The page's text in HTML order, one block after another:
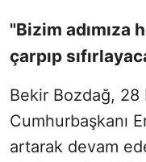
"Bizim adımıza
çarpıp
Bekir Bozdağ, 28
Cumhurbaşkanı
artarak devam